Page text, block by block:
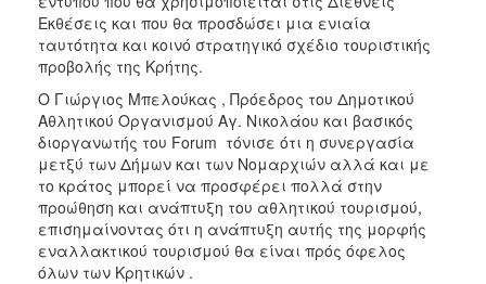
Εκθέσεις και που θα προσδώσει μια ενιαία
ταυτότητα και κοινό στρατηγικό σχέδιο τουριστικής
προβολής της Κρήτης.
O Γιώργιος Μπελούκας , Πρόεδρος του Δημοτικού
Αθλητικού Οργανισμού Αγ. Νικολάου και βασικός
διοργανωτής του Forum τόνισε ότι η συνεργασία
μετξύ των Δήμων και των Νομαρχιών αλλά και με
το κράτος μπορεί να προσφέρει πολλά στην
προώθηση και ανάπτυξη του αθλητικού τουρισμού,
επισημαίνοντας ότι η ανάπτυξη αυτής της μορφής
εναλλακτικού τουρισμού θα είναι πρός όφελος
όλων των Κρητικών .